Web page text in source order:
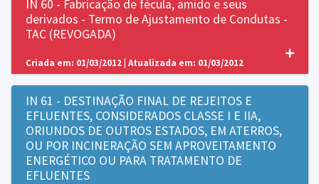
IN 60 - Fabricação de fécula, amido e seus
derivados - Termo de Ajustamento de Condutas -
TAC (REVOGADA)
Criada em: 01/03/2012 | Atualizada em: 01/03/2012
IN 61 - DESTINAÇÃO FINAL DE REJEITOS E
EFLUENTES, CONSIDERADOS CLASSE I E IIA,
ORIUNDOS DE OUTROS ESTADOS, EM ATERROS,
OU POR INCINERAÇÃO SEM APROVEITAMENTO
ENERGÉTICO OU PARA TRATAMENTO DE
EFLUENTES